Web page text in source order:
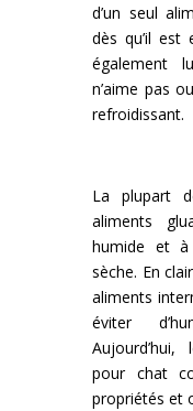
d’un seul
dès qu’il est
également
n’aime pas
refroidissant.
La plupart
aliments
humide et à
sèche. En
aliments
éviter
pour chat
propriétés et